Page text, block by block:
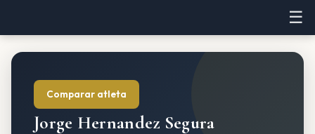
☰
Comparar atleta
Jorge Hernandez Segura